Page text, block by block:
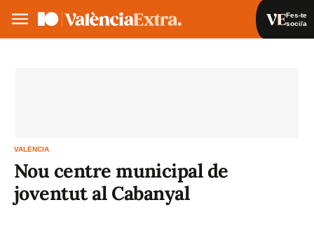
Fes-te
soci/a
VALÈNCIA
Nou centre municipal de
joventut al Cabanyal